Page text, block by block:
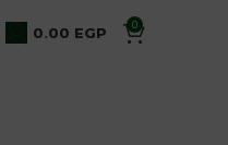
0
0.00 EGP